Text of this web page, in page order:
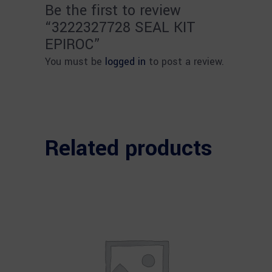
Be the first to review
“3222327728 SEAL KIT
EPIROC”
You must be logged in to post a review.
Related products